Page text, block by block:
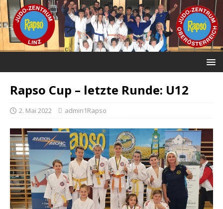
Rapso Cup – letzte Runde: U12
2. Mai 2022 admin1Rapso